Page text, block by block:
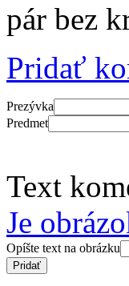
pár bez
Pridať
Prezývka
Predmet
Text
Je
Opíšte text na obrázku